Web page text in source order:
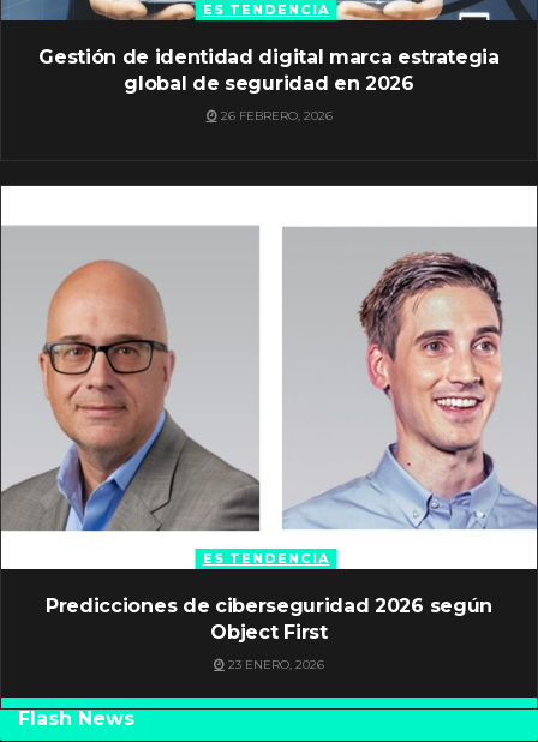
ES TENDENCIA
Gestión de identidad digital marca estrategia
global de seguridad en 2026
26 FEBRERO, 2026
ES TENDENCIA
Predicciones de ciberseguridad 2026 según
Object First
23 ENERO, 2026
Flash News